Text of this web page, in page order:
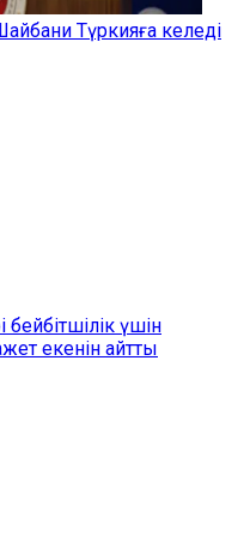
Түркияға келеді
үшін
екенін айтты